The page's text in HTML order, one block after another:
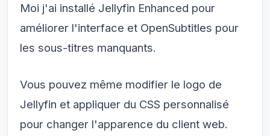
Moi j'ai installé Jellyfin Enhanced pour
améliorer l'interface et OpenSubtitles pour
les sous-titres manquants.
Vous pouvez même modifier le logo de
Jellyfin et appliquer du CSS personnalisé
pour changer l'apparence du client web.